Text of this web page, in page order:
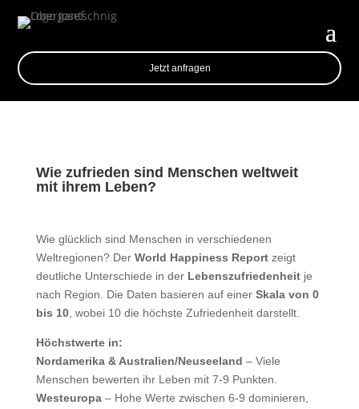
Jetzt anfragen
Wie zufrieden sind Menschen weltweit
mit ihrem Leben?
Wie glücklich sind Menschen in verschiedenen
Weltregionen? Der World Happiness Reportzeigt
deutliche Unterschiede in der Lebenszufriedenheitje
nach Region. Die Daten basieren auf einer Skala von 0
bis 10, wobei 10 die höchste Zufriedenheit darstellt.
Höchstwerte in:
Nordamerika & Australien/Neuseeland – Viele
Menschen bewerten ihr Leben mit 7-9 Punkten.
Westeuropa– Hohe Werte zwischen 6-9 dominieren,